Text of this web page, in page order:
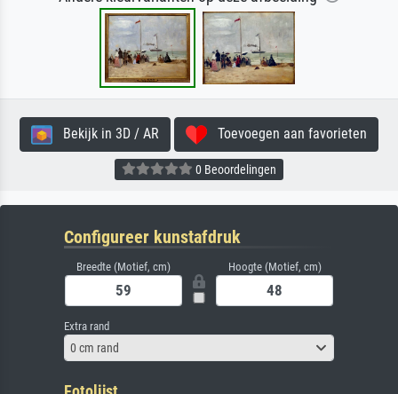
Bekijk in 3D / AR Toevoegen aan favorieten
0 Beoordelingen
Configureer kunstafdruk
Breedte (Motief, cm) Hoogte (Motief, cm)
Extra rand
0 cm rand